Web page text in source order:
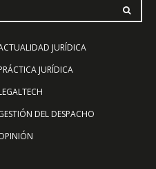
JURÍDICA
JURÍDICA
DEL DESPACHO